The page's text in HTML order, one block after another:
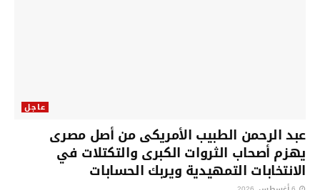
عاجل
عبد الرحمن الطبيب الأمريكى من أصل مصرى
يهزم أصحاب الثروات الكبرى والتكتلات في
الانتخابات التمهيدية ويربك الحسابات